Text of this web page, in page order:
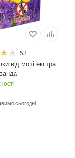
53
від молі екстра
сьогодні